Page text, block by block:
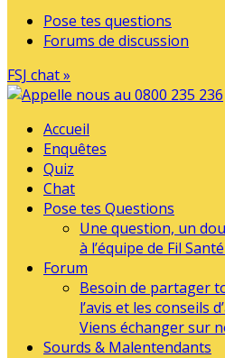
Pose tes questions
Forums de discussion
FSJ chat »
Accueil
Enquêtes
Quiz
Chat
Pose tes Questions
Une question, un
à l’équipe de Fil
Forum
Besoin de partager
l’avis et les conseils
Viens échanger sur
Sourds & Malentendants